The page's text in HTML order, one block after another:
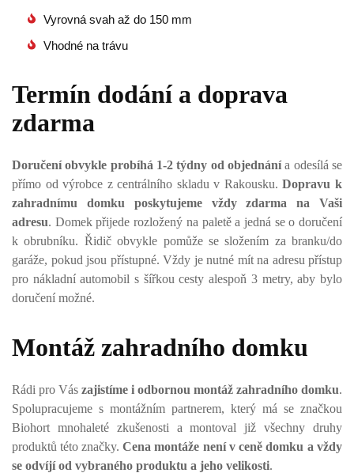
Vyrovná svah až do 150 mm
Vhodné na trávu
Termín dodání a doprava
zdarma
Doručení obvykle probíhá 1-2 týdny od objednánía odesílá se
přímo od výrobce z centrálního skladu v Rakousku. Dopravu k
zahradnímu domku poskytujeme vždy zdarma na Vaši
adresu. Domek přijede rozložený na paletě a jedná se o doručení
k obrubníku. Řidič obvykle pomůže se složením za branku/do
garáže, pokud jsou přístupné. Vždy je nutné mít na adresu přístup
pro nákladní automobil s šířkou cesty alespoň 3 metry, aby bylo
doručení možné.
Montáž zahradního domku
Rádi pro Vás zajistíme i odbornou montáž zahradního domku.
Spolupracujeme s montážním partnerem, který má se značkou
Biohort mnohaleté zkušenosti a montoval již všechny druhy
produktů této značky. Cena montáže není v ceně domku a vždy
se odvíjí od vybraného produktu a jeho velikosti.